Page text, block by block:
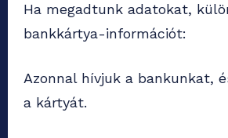
Ha megadtunk adatokat,
bankkártya-információt:
Azonnal hívjuk a bankunkat,
a kártyát.